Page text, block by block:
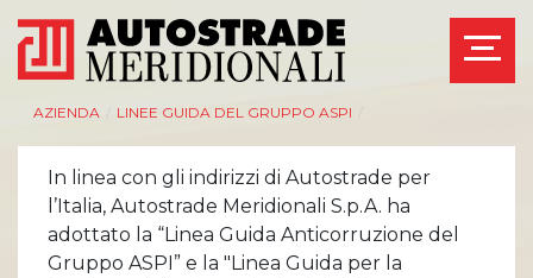
AZIENDA LINEE GUIDA DEL GRUPPO ASPI
In linea con gli indirizzi di Autostrade per
l’Italia, Autostrade Meridionali S.p.A. ha
adottato la “Linea Guida Anticorruzione del
Gruppo ASPI” e la "Linea Guida per la